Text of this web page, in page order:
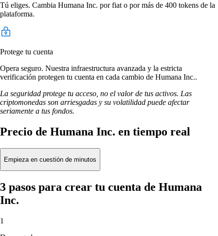
Tú eliges. Cambia Humana Inc. por fiat o por más de 400 tokens de la
plataforma.
Protege tu cuenta
Opera seguro. Nuestra infraestructura avanzada y la estricta
verificación protegen tu cuenta en cada cambio de Humana Inc..
La seguridad protege tu acceso, no el valor de tus activos. Las
criptomonedas son arriesgadas y su volatilidad puede afectar
seriamente a tus fondos.
Precio de Humana Inc. en tiempo real
Empieza en cuestión de minutos
3 pasos para crear tu cuenta de Humana
Inc.
1